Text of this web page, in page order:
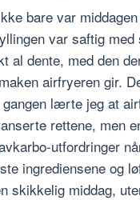
bare var
var saftig
al dente, med den
airfryeren gir.
gangen lærte jeg at
rettene, men
utfordringer
ingrediensene og
skikkelig middag,